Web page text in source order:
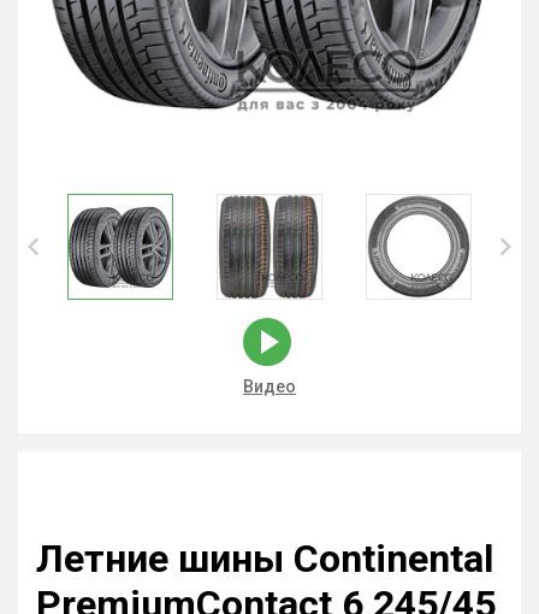
Видео
Летние шины Continental
PremiumContact 6 245/45